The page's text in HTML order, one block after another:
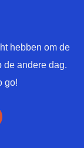
hebben om de
de andere dag.
go!